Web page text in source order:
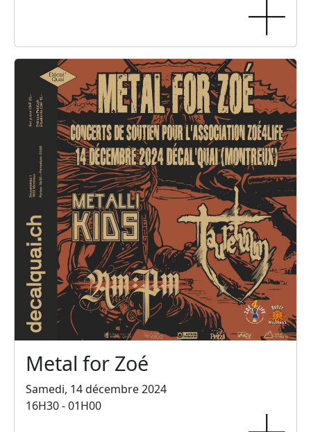
Metal for Zoé
Samedi, 14 décembre 2024
16H30 - 01H00